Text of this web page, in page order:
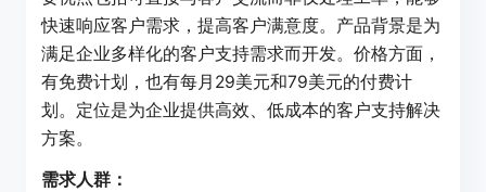
快速响应客户需求，提高客户满意度。产品背景是为
满足企业多样化的客户支持需求而开发。价格方面，
有免费计划，也有每月29美元和79美元的付费计
划。定位是为企业提供高效、低成本的客户支持解决
方案。
需求人群：